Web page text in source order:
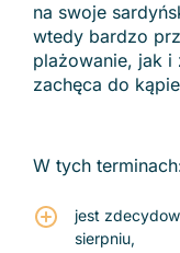
na swoje
wtedy bardzo
plażowanie, jak i
zachęca do
W tych
jest
sierpniu,